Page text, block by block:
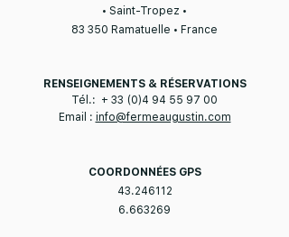
• Saint-Tropez •
83 350 Ramatuelle • France
RENSEIGNEMENTS & RÉSERVATIONS
Tél.: + 33 (0)4 94 55 97 00
Email : info@fermeaugustin.com
COORDONNÉES GPS
43.246112
6.663269